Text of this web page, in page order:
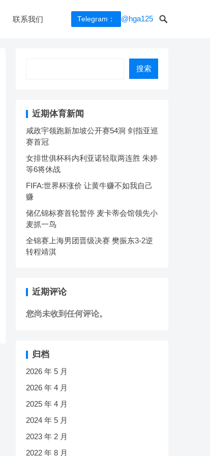
联系我们 Telegram： @hga125
搜索
近期体育新闻
咸政宇领跑新加坡公开赛54洞 剑指亚巡
赛首冠
女排世俱杯科内利亚诺轻取两连胜 朱婷
等6将休战
FIFA:世界杯涨价 让黄牛赚不如我自己
赚
储亿锦标赛首轮暂停 麦卡蒂会馆领先小
麦抓一鸟
全锦赛上海男团晋级决赛 樊振东3-2逆
转程靖淇
近期评论
您尚未收到任何评论。
归档
2026 年 5 月
2026 年 4 月
2025 年 4 月
2024 年 5 月
2023 年 2 月
2022 年 8 月